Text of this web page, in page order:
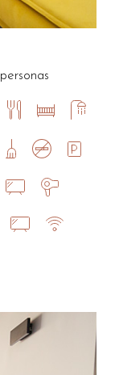
personas